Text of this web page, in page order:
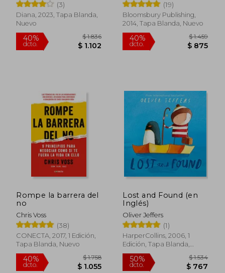
40% 45%
(3)
Diana, 2023, Tapa Blanda,
Nuevo
(19)
Bloomsbury Publishing,
2014, Tapa Blanda, Nuevo
Rompe la barrera del
no
Chris Voss
(38)
CONECTA, 2017, 1 Edición,
Tapa Blanda, Nuevo
Lost and Found (en
Inglés)
Oliver Jeffers
(1)
HarperCollins, 2006, 1
Edición, Tapa Blanda,
Nuevo